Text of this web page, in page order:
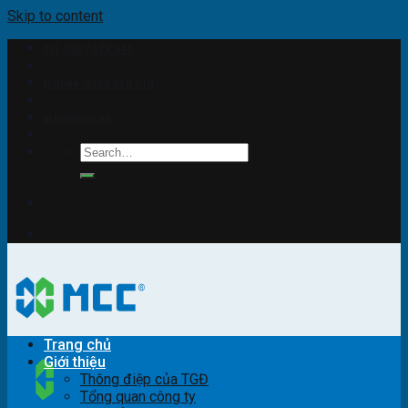
Skip to content
Trang chủ
Giới thiệu
Thông điệp của TGĐ
Tổng quan công ty